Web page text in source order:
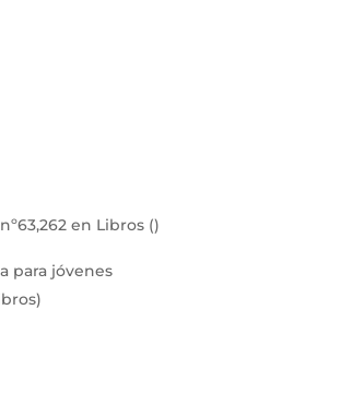
nº63,262 en Libros ()
para jóvenes